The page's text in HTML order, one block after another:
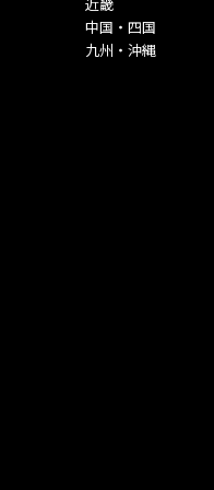
近畿
中国・四国
九州・沖縄